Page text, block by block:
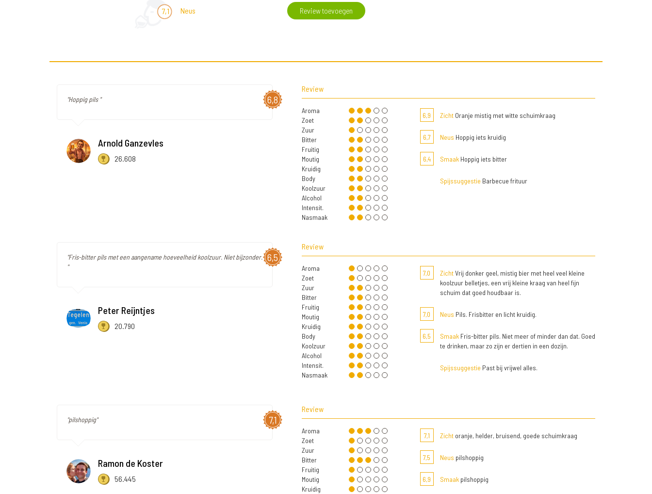
7,1 Neus Review toevoegen
6,8
"Hoppig pils "
Arnold Ganzevles
26.608
Review
Aroma
Zoet
Zuur
Bitter
Fruitig
Moutig
Kruidig
Body
Koolzuur
Alcohol
Intensit.
Nasmaak
6,9 ZichtOranje mistig met witte schuimkraag
6,7 Neus Hoppig iets kruidig
6,4 SmaakHoppig iets bitter
Spijssuggestie Barbecue frituur
6,5
"Fris-bitter pils met een aangename hoeveelheid koolzuur. Niet bijzonder.
"
Peter Reijntjes
20.790
Review
Aroma
Zoet
Zuur
Bitter
Fruitig
Moutig
Kruidig
Body
Koolzuur
Alcohol
Intensit.
Nasmaak
7,0 ZichtVrij donker geel, mistig bier met heel veel kleine
koolzuur belletjes, een vrij kleine kraag van heel fijn
schuim dat goed houdbaar is.
7,0 Neus Pils. Frisbitter en licht kruidig.
6,5 SmaakFris-bitter pils. Niet meer of minder dan dat. Goed
te drinken, maar zo zijn er dertien in een dozijn.
Spijssuggestie Past bij vrijwel alles.
7,1
"pilshoppig"
Ramon de Koster
56.445
Review
Aroma
Zoet
Zuur
Bitter
Fruitig
Moutig
Kruidig
7,1 Zichtoranje, helder, bruisend, goede schuimkraag
7,5 Neus pilshoppig
6,9 Smaakpilshoppig